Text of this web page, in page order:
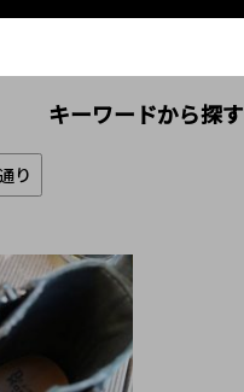
キーワードから探す
り